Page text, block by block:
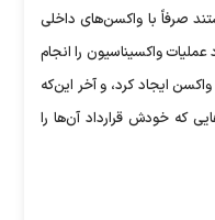
صرفاً با واکسن‌های داخلی
واکسیناسیون را انجام
ایجاد کرد، و آخر این‌که
که خودش قرارداد آن‌ها را